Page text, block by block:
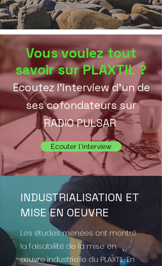
Vous voulez tout
savoir sur PLAXTIL ?
Ecoutez l'interview d'un de
ses cofondateurs sur
RADIO PULSAR
Ecouter l'interview
INDUSTRIALISATION ET
MISE EN OEUVRE
Les études menées ont montré
la faisabilité de la mise en
œuvre industrielle du PLAXTIL. En